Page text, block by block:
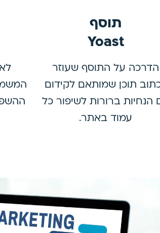
תוסף
Yoast
הדרכה על התוסף שעוזר
תוכן שמותאם לקידום
הנחיות ברורות לשיפור כל
עמוד באתר.